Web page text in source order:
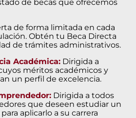
de becas que ofrecemos
de forma limitada en cada
Obtén tu Beca Directa
de trámites administrativos.
Académica: Dirigida a
méritos académicos y
un perfil de excelencia.
Dirigida a todos
que deseen estudiar un
aplicarlo a su carrera